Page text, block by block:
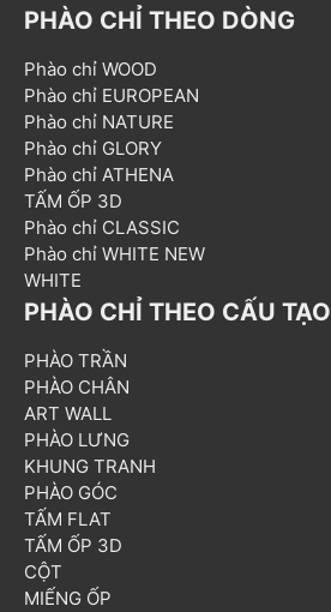
PHÀO CHỈ THEO DÒNG
Phào chỉ WOOD
Phào chỉ EUROPEAN
Phào chỉ NATURE
Phào chỉ GLORY
Phào chỉ ATHENA
TẤM ỐP 3D
Phào chỉ CLASSIC
Phào chỉ WHITE NEW
WHITE
PHÀO CHỈ THEO CẤU TẠO
PHÀO TRẦN
PHÀO CHÂN
ART WALL
PHÀO LƯNG
KHUNG TRANH
PHÀO GÓC
TẤM FLAT
TẤM ỐP 3D
CỘT
MIẾNG ỐP